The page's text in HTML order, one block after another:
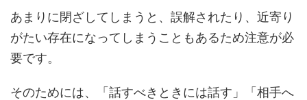
あまりに閉ざしてしまうと、誤解されたり、近寄り
がたい存在になってしまうこともあるため注意が必
要です。
そのためには、「話すべきときには話す」「相手へ